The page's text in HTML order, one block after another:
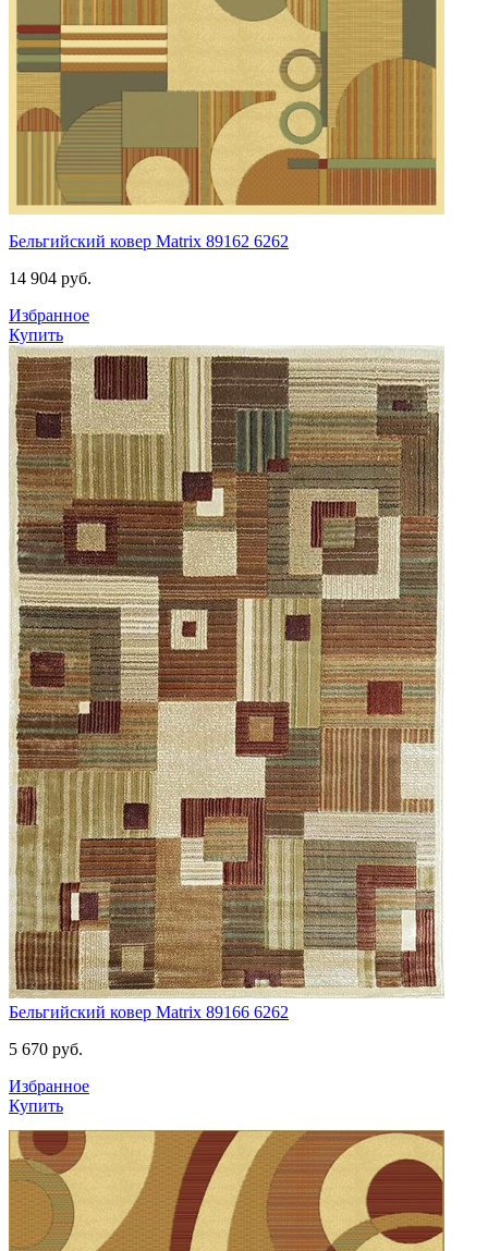
Бельгийский ковер Matrix 89162 6262
14 904 руб.
Избранное
Купить
Бельгийский ковер Matrix 89166 6262
5 670 руб.
Избранное
Купить